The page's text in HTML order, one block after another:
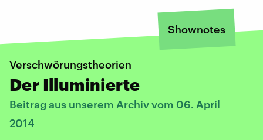
Shownotes
Verschwörungstheorien
Der Illuminierte
Beitrag aus unserem Archiv vom 06. April
2014